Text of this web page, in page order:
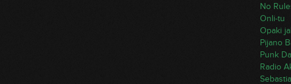
No
Onli-tu
Opaki
Pijano
Punk
Radio